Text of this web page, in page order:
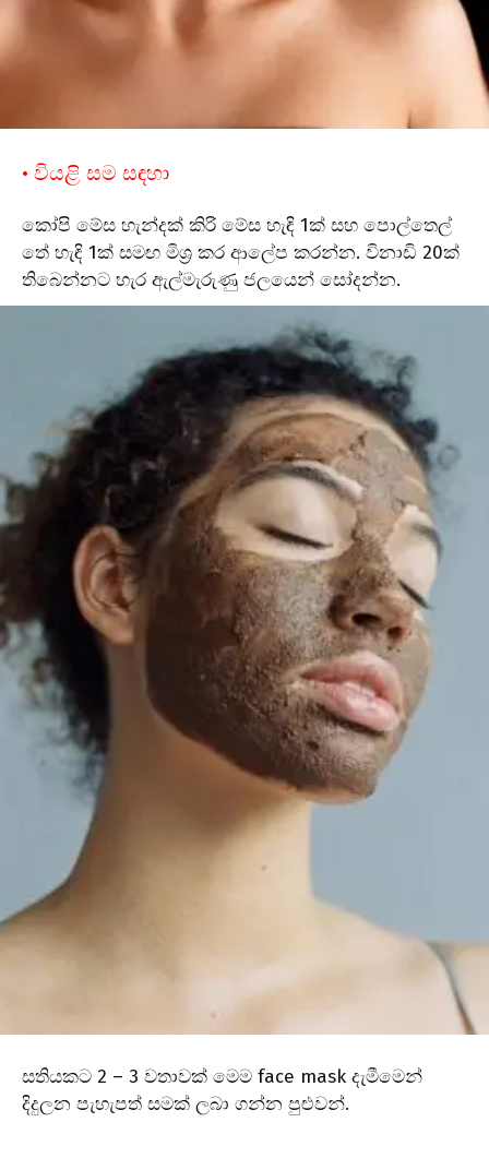
• වියළි සම සඳහා
කෝපි මේස හැන්දක් කිරි මේස හැඳි 1ක් සහ පොල්තෙල්
තේ හැඳි 1ක් සමඟ මිශ්‍ර කර ආලේප කරන්න. විනාඩි 20ක්
තිබෙන්නට හැර ඇල්මැරුණු ජලයෙන් සෝදන්න.
සතියකට 2 – 3 වතාවක් මෙම face mask දැමීමෙන්
දිදුලන පැහැපත් සමක් ලබා ගන්න පුළුවන්.